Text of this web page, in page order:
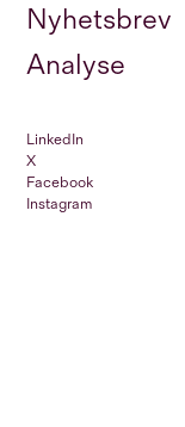
Nyhetsbrev
Analyse
LinkedIn
X
Facebook
Instagram